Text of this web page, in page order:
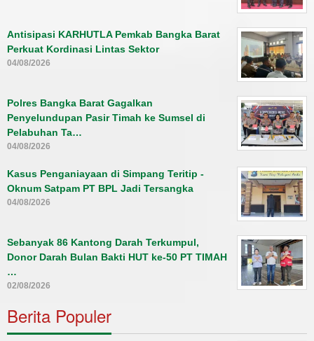
Antisipasi KARHUTLA Pemkab Bangka Barat
Perkuat Kordinasi Lintas Sektor
04/08/2026
Polres Bangka Barat Gagalkan
Penyelundupan Pasir Timah ke Sumsel di
Pelabuhan Ta…
04/08/2026
Kasus Penganiayaan di Simpang Teritip -
Oknum Satpam PT BPL Jadi Tersangka
04/08/2026
Sebanyak 86 Kantong Darah Terkumpul,
Donor Darah Bulan Bakti HUT ke-50 PT TIMAH
…
02/08/2026
Berita Populer